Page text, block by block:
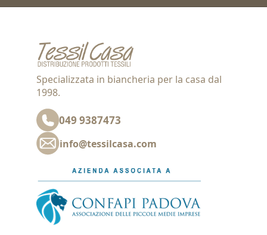
Specializzata in biancheria per la casa dal
1998.
049 9387473
info@tessilcasa.com